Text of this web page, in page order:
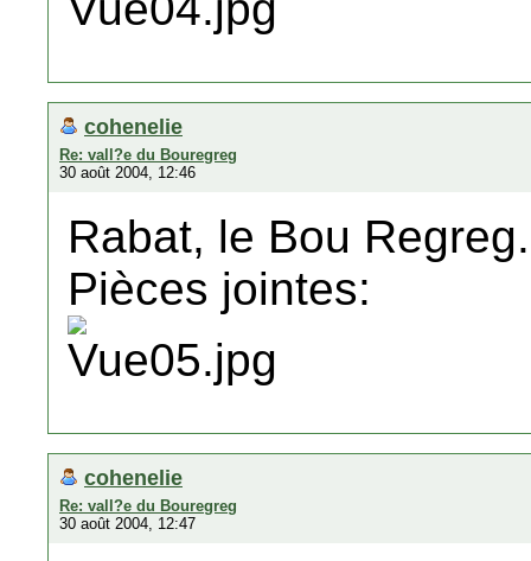
cohenelie
Re: vall?e du Bouregreg
30 août 2004, 12:46
Rabat, le Bou Regreg.
Pièces jointes:
cohenelie
Re: vall?e du Bouregreg
30 août 2004, 12:47